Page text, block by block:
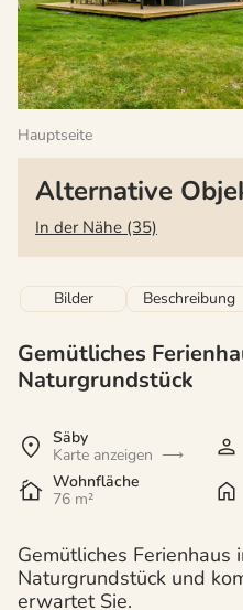
Hauptseite
Alternative
In der Nähe (35)
Bilder Beschreibung
Gemütliches
Naturgrundstück
Säby
Karte anzeigen
Wohnfläche
76 m²
Gemütliches Ferienhaus
Naturgrundstück und
erwartet Sie.